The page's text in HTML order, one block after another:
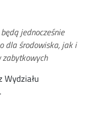
jednocześnie
dla środowiska, jak i
zabytkowych
Wydziału